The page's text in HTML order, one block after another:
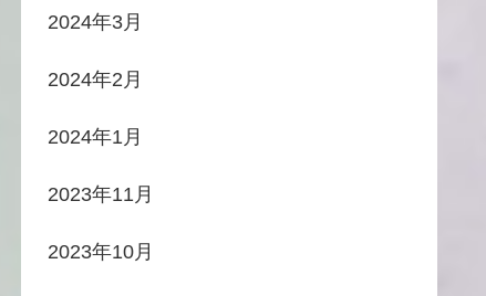
2024年3月
2024年2月
2024年1月
2023年11月
2023年10月